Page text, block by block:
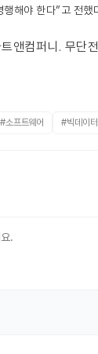
해야 한다”고 전했
앤컴퍼니. 무단
#소프트웨어 #빅데이터